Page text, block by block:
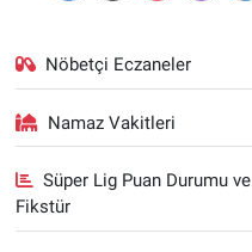
Nöbetçi Eczaneler
Namaz Vakitleri
Süper Lig Puan Durumu ve
Fikstür